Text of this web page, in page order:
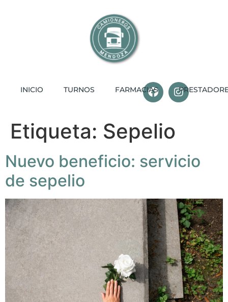
INICIO TURNOS FARMACIAS
Etiqueta: Sepelio
Nuevo beneficio: servicio
de sepelio